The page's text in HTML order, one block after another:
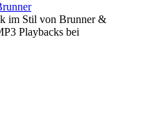
im Stil von Brunner &
Playbacks bei